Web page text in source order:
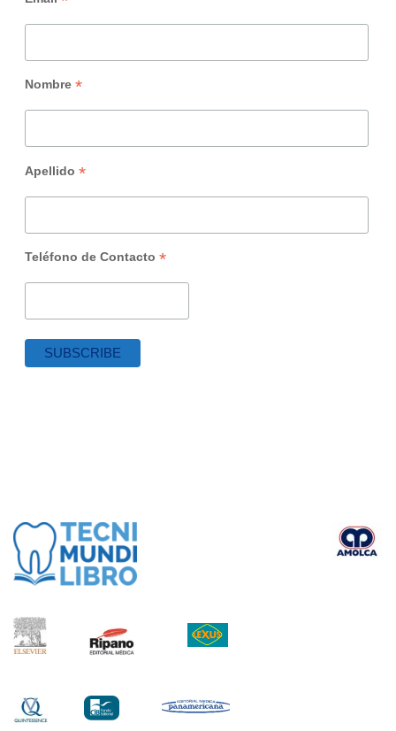
Nombre *
Apellido *
Teléfono de Contacto *